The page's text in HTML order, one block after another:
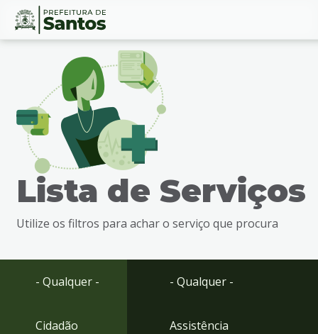
Ir
busca
Ir
Conteúdo
Lista de Serviços
Utilize os filtros para achar o serviço que procura
- Qualquer -
Cidadão
- Qualquer -
Assistência